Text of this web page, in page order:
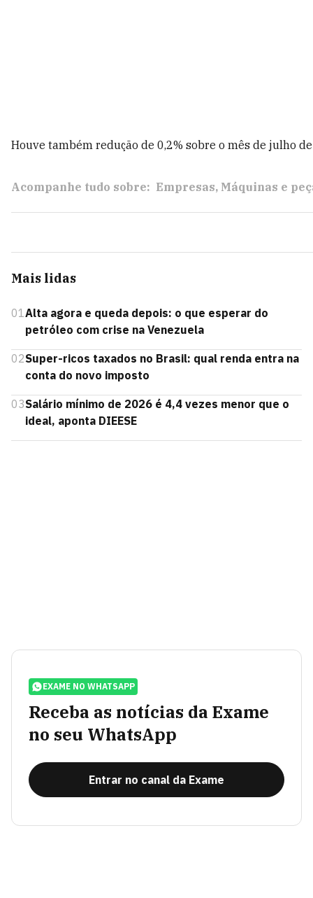
Houve também redução de 0,2% sobre o mês de julho
Acompanhe tudo sobre: Empresas Máquinas e
Mais lidas
01Alta agora e queda depois: o que esperar do
petróleo com crise na Venezuela
02Super-ricos taxados no Brasil: qual renda entra na
conta do novo imposto
03Salário mínimo de 2026 é 4,4 vezes menor que o
ideal, aponta DIEESE
EXAME NO WHATSAPP
Receba as notícias da Exame
no seu WhatsApp
Entrar no canal da Exame